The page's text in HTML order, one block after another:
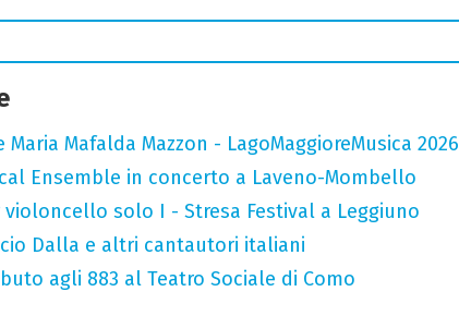
Maria Mafalda Mazzon - LagoMaggioreMusica 2026
Ensemble in concerto a Laveno-Mombello
violoncello solo I - Stresa Festival a Leggiuno
Dalla e altri cantautori italiani
agli 883 al Teatro Sociale di Como